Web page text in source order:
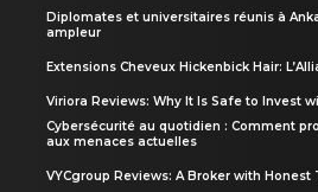
Diplomates et universitaires réunis à
ampleur
Extensions Cheveux Hickenbick Hair:
Viriora Reviews: Why It Is Safe to Invest
Cybersécurité au quotidien : Comment
aux menaces actuelles
VYCgroup Reviews: A Broker with